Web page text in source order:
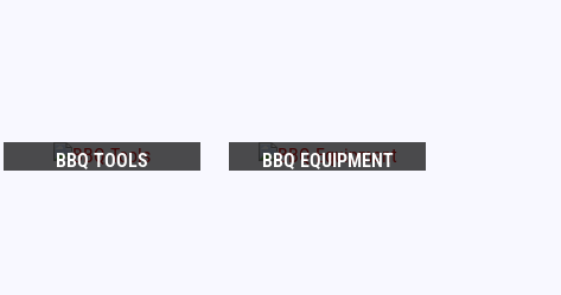
BBQ TOOLS BBQ EQUIPMENT